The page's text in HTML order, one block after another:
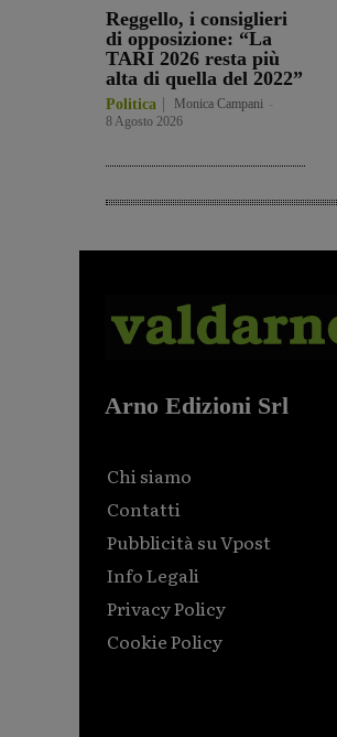
Reggello, i consiglieri
di opposizione: “La
TARI 2026 resta più
alta di quella del 2022”
Politica Monica Campani
8 Agosto 2026
Arno Edizioni Srl
Chi siamo
Contatti
Pubblicità su Vpost
Info Legali
Privacy Policy
Cookie Policy